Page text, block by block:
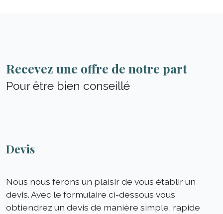
Recevez une offre de notre part
Pour être bien conseillé
Devis
Nous nous ferons un plaisir de vous établir un
devis. Avec le formulaire ci-dessous vous
obtiendrez un devis de manière simple, rapide